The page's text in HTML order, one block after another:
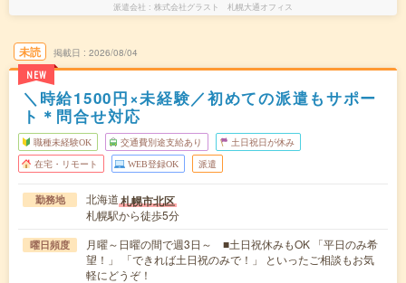
派遣会社 株式会社グラスト 札幌大通オフィス
未読
NEW
掲載日 2026/08/04
＼時給1500円×未経験／初めての派遣もサポー
ト＊問合せ対応
職種未経験OK 交通費別途支給あり 土日祝日が休み
在宅・リモート WEB登録OK 派遣
勤務地 北海道札幌市北区
札幌駅から徒歩5分
曜日頻度
月曜～日曜の間で週3日～ ■土日祝休みもOK 「平日のみ希
望！」 「できれば土日祝のみで！」 といったご相談もお気
軽にどうぞ！